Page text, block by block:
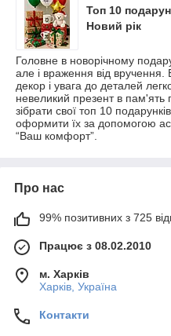
Топ 10
Новий рік
Головне в новорічному
але і враження від
декор і увага до деталей
невеликий презент в пам'ять
зібрати свої топ 10
оформити їх за допомогою
“Ваш комфорт”.
Про нас
99% позитивних з 725
Працює з 08.02.2010
м. Харків
Харків, Україна
Контакти